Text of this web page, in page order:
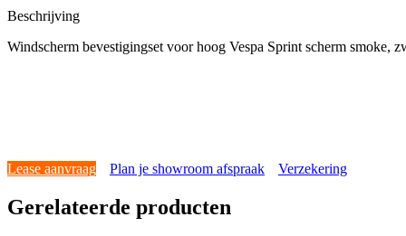
Beschrijving
Windscherm bevestigingset voor hoog Vespa Sprint scherm smoke,
Lease aanvraag Plan je showroom afspraak Verzekering
Gerelateerde producten